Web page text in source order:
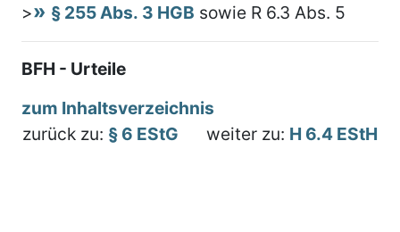
> § 255 Abs. 3 HGB sowie R 6.3 Abs. 5
BFH - Urteile
zum Inhaltsverzeichnis
zurück zu: § 6 EStG weiter zu: H 6.4 EStH